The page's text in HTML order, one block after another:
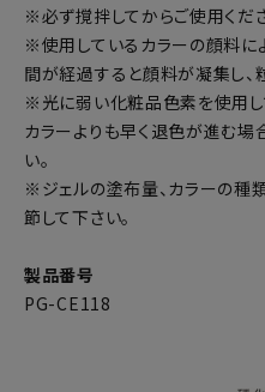
※必ず撹拌してからご使用くださ
※使用しているカラーの顔料に
間が経過すると顔料が凝集し、
※光に弱い化粧品色素を使用し
カラーよりも早く退色が進む場
い。
※ジェルの塗布量、カラーの種
節して下さい。
製品番号
PG-CE118